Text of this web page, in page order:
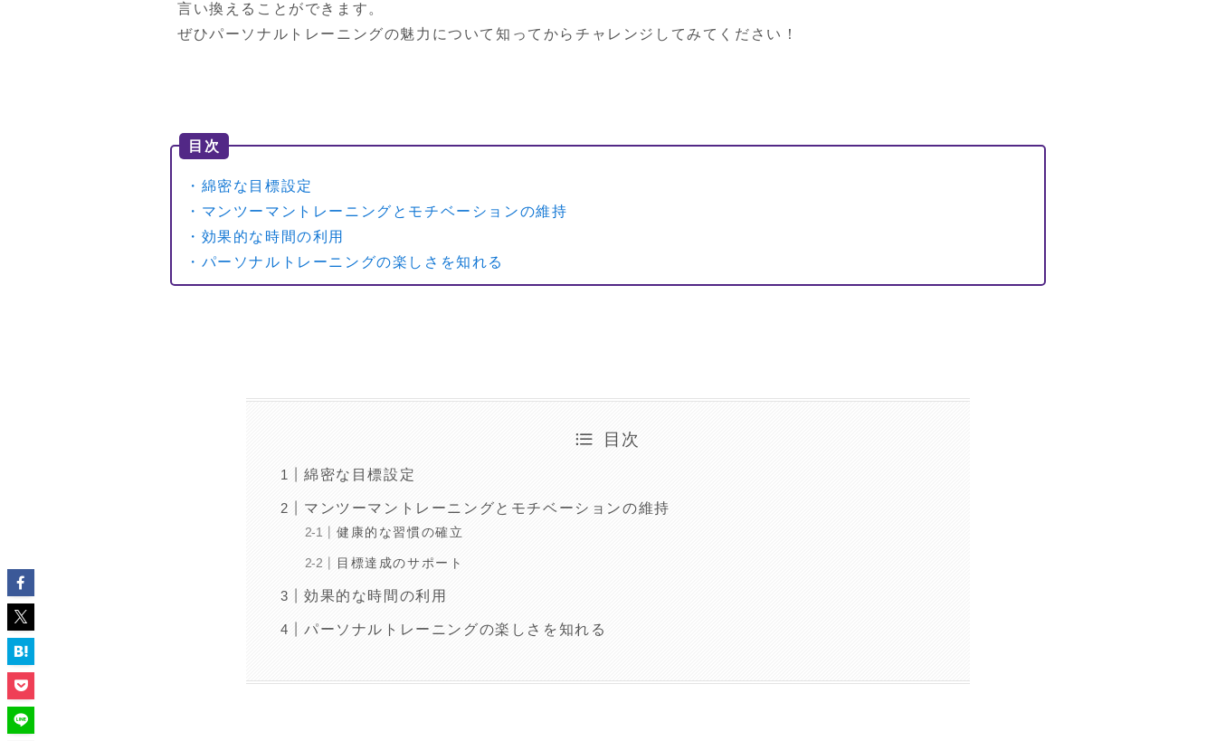
言い換えることができます。
ぜひパーソナルトレーニングの魅力について知ってからチャレンジしてみてください！
目次
・綿密な目標設定
・マンツーマントレーニングとモチベーションの維持
・効果的な時間の利用
・パーソナルトレーニングの楽しさを知れる
目次
綿密な目標設定
マンツーマントレーニングとモチベーションの維持
健康的な習慣の確立
目標達成のサポート
効果的な時間の利用
パーソナルトレーニングの楽しさを知れる